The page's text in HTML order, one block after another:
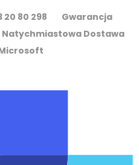
20 80 298 Gwarancja
Dostawa